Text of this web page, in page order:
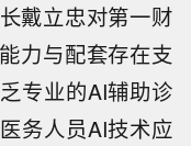
戴立忠对第一财
力与配套存在支
专业的AI辅助诊
务人员AI技术应